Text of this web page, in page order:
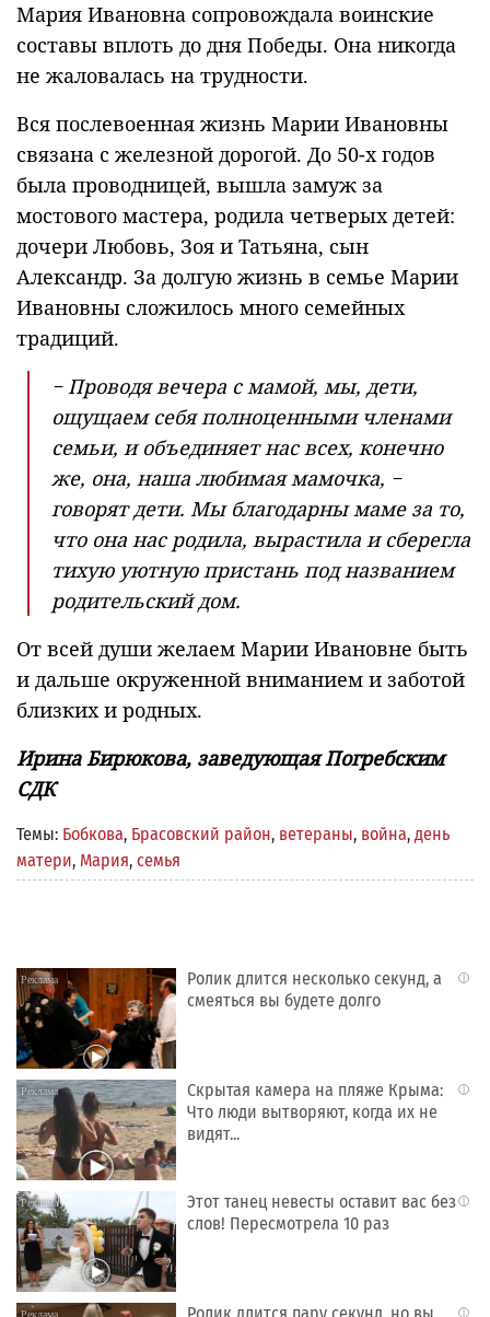
Мария Ивановна сопровождала воинские
составы вплоть до дня Победы. Она никогда
не жаловалась на трудности.
Вся послевоенная жизнь Марии Ивановны
связана с железной дорогой. До 50-х годов
была проводницей, вышла замуж за
мостового мастера, родила четверых детей:
дочери Любовь, Зоя и Татьяна, сын
Александр. За долгую жизнь в семье Марии
Ивановны сложилось много семейных
традиций.
− Проводя вечера с мамой, мы, дети,
ощущаем себя полноценными членами
семьи, и объединяет нас всех, конечно
же, она, наша любимая мамочка, −
говорят дети. Мы благодарны маме за то,
что она нас родила, вырастила и сберегла
тихую уютную пристань под названием
родительский дом.
От всей души желаем Марии Ивановне быть
и дальше окруженной вниманием и заботой
близких и родных.
Ирина Бирюкова, заведующая Погребским
СДК
Темы: Бобкова, Брасовский район, ветераны, война, день
матери, Мария, семья
i
Ролик длится несколько секунд, а
смеяться вы будете долго
i
Скрытая камера на пляже Крыма:
Что люди вытворяют, когда их не
видят...
i
Этот танец невесты оставит вас без
слов! Пересмотрела 10 раз
i